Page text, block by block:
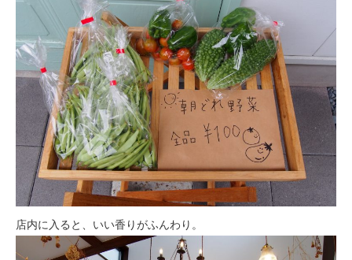
店内に入ると、いい香りがふんわり。